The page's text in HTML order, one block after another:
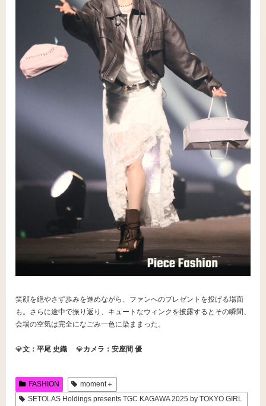
笑顔を絶やさず歩みを進めながら、ファンへのプレゼントを投げる場面
も。さらに途中で振り返り、キュートなウィンクを披露するとその瞬間、
会場の空気は完全になごみ一色に染ままった。
💎文：平尾 史織 💎カメラ：安座間 優
FASHION
moment＋
SETOLAS Holdings presents TGC KAGAWA 2025 by TOKYO GIRL